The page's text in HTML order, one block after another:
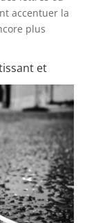
accentuer la
plus
et